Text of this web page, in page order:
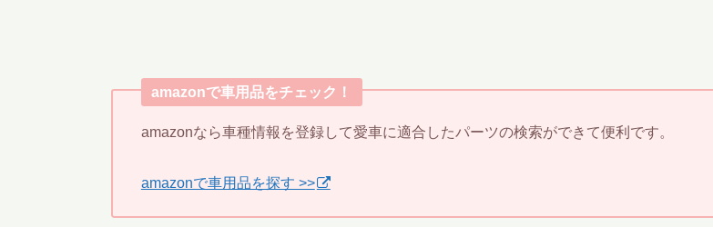
amazonで車用品をチェック！
amazonなら車種情報を登録して愛車に適合したパーツの検索ができて便利です。
amazonで車用品を探す >>